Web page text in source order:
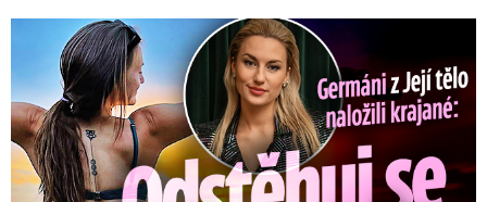
Germáni z Jejího těla: Odstěhuj se, vzkázali jí krajané